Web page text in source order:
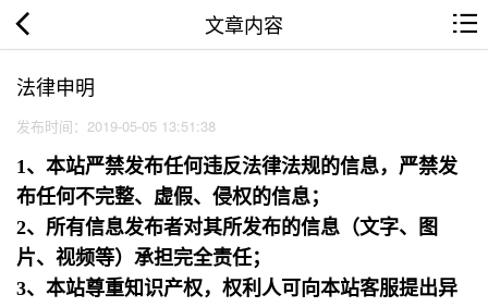
文章内容
法律申明
发布时间：2019-05-05 13:51:38
1、本站严禁发布任何违反法律法规的信息，严禁发
布任何不完整、虚假、侵权的信息；
2、所有信息发布者对其所发布的信息（文字、图
片、视频等）承担完全责任；
3、本站尊重知识产权，权利人可向本站客服提出异